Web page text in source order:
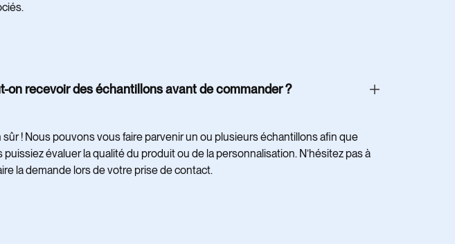
on recevoir des échantillons avant de commander ?
sûr ! Nous pouvons vous faire parvenir un ou plusieurs échantillons afin que
puissiez évaluer la qualité du produit ou de la personnalisation. N’hésitez pas à
la demande lors de votre prise de contact.